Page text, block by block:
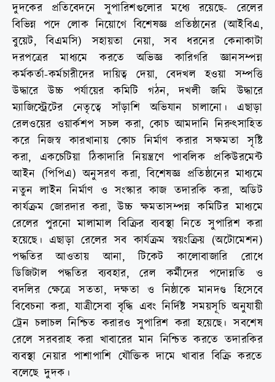
দুদকের প্রতিবেদনে সুপারিশগুলোর মধ্যে রয়েছে- রেলের
বিভিন্ন পদে লোক নিয়োগে বিশেষজ্ঞ প্রতিষ্ঠানের (আইবিএ,
বুয়েট, বিএমসি) সহায়তা নেয়া, সব ধরনের কেনাকাটা
দরপত্রের মাধ্যমে করতে অভিজ্ঞ কারিগরি জ্ঞানসম্পন্ন
কর্মকর্তা-কর্মচারীদের দায়িত্ব দেয়া, বেদখল হওয়া সম্পত্তি
উদ্ধারে উচ্চ পর্যায়ের কমিটি গঠন, দখলী জমি উদ্ধারে
ম্যাজিস্ট্রেটের নেতৃত্বে সাঁড়াশি অভিযান চালানো। এছাড়া
রেলওয়ের ওয়ার্কশপ সচল করা, কোচ আমদানি নিরুৎসাহিত
করে নিজস্ব কারখানায় কোচ নির্মাণ করার সক্ষমতা সৃষ্টি
করা, একচেটিয়া ঠিকাদারি নিয়ন্ত্রণে পাবলিক প্রকিউরমেন্ট
আইন (পিপিএ) অনুসরণ করা, বিশেষজ্ঞ প্রতিষ্ঠানের মাধ্যমে
নতুন লাইন নির্মাণ ও সংস্কার কাজ তদারকি করা, অডিট
কার্যক্রম জোরদার করা, উচ্চ ক্ষমতাসম্পন্ন কমিটির মাধ্যমে
রেলের পুরনো মালামাল বিক্রির ব্যবস্থা নিতে সুপারিশ করা
হয়েছে। এছাড়া রেলের সব কার্যক্রম স্বয়ংক্রিয় (অটোমেশন)
পদ্ধতির আওতায় আনা, টিকেট কালোবাজারি রোধে
ডিজিটাল পদ্ধতির ব্যবহার, রেল কর্মীদের পদোন্নতি ও
বদলির ক্ষেত্রে সততা, দক্ষতা ও নিষ্ঠাকে মানদণ্ড হিসেবে
বিবেচনা করা, যাত্রীসেবা বৃদ্ধি এবং নির্দিষ্ট সময়সূচি অনুযায়ী
ট্রেন চলাচল নিশ্চিত করারও সুপারিশ করা হয়েছে। সবশেষ
রেলে সরবরাহ করা খাবারের মান নিশ্চিত করতে তদারকির
ব্যবস্থা নেয়ার পাশাপাশি যৌক্তিক দামে খাবার বিক্রি করতে
বলেছে দুদক।